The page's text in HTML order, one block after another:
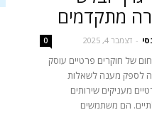
מתקדמים
- דצמבר 4, 2025 0
של חוקרים פרטיים עוסק
לספק מענה לשאלות
מעניקים שירותים
הם משתמשים